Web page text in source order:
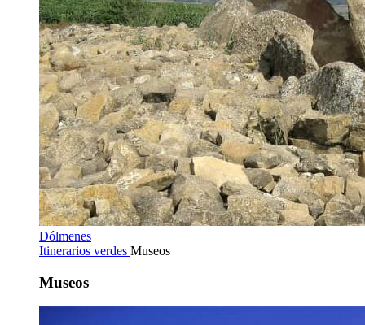
Dólmenes
Itinerarios verdes Museos
Museos